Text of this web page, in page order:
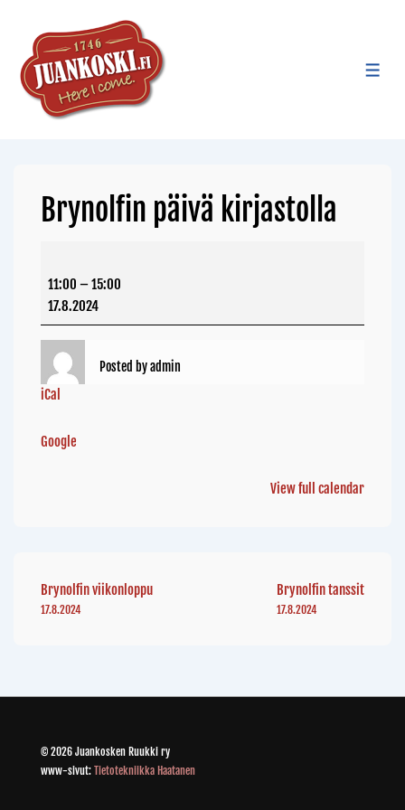
Brynolfin päivä kirjastolla
11:00 –15:00
17.8.2024
Posted byadmin
iCal
Google
View full calendar
Brynolfin viikonloppu
17.8.2024
Brynolfin tanssit
17.8.2024
© 2026 Juankosken Ruukki ry
www-sivut: Tietotekniikka Haatanen